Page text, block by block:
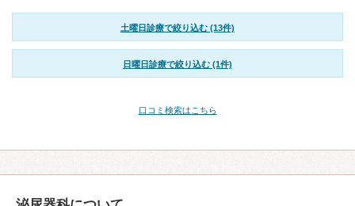
土曜日診療で絞り込む (13件)
日曜日診療で絞り込む (1件)
口コミ検索はこちら